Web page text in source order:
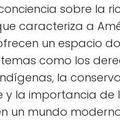
sobre la
caracteriza a
un espacio
como los
la
y la importancia de
un mundo